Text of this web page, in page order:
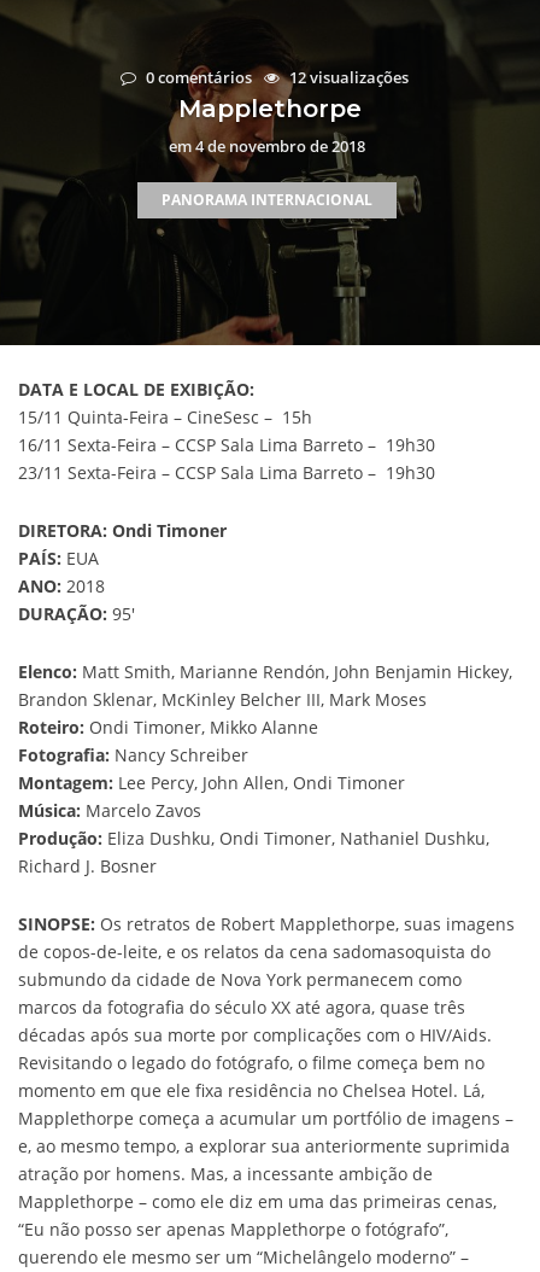
0 comentários 12 visualizações
Mapplethorpe
em4 de novembro de 2018
PANORAMA INTERNACIONAL
DATA E LOCAL DE EXIBIÇÃO:
15/11 Quinta-Feira – CineSesc – 15h
16/11 Sexta-Feira – CCSP Sala Lima Barreto – 19h30
23/11 Sexta-Feira – CCSP Sala Lima Barreto – 19h30
DIRETORA: Ondi Timoner
PAÍS: EUA
ANO: 2018
DURAÇÃO: 95′
Elenco: Matt Smith, Marianne Rendón, John Benjamin Hickey,
Brandon Sklenar, McKinley Belcher III, Mark Moses
Roteiro: Ondi Timoner, Mikko Alanne
Fotografia: Nancy Schreiber
Montagem: Lee Percy, John Allen, Ondi Timoner
Música: Marcelo Zavos
Produção: Eliza Dushku, Ondi Timoner, Nathaniel Dushku,
Richard J. Bosner
SINOPSE: Os retratos de Robert Mapplethorpe, suas imagens
de copos-de-leite, e os relatos da cena sadomasoquista do
submundo da cidade de Nova York permanecem como
marcos da fotografia do século XX até agora, quase três
décadas após sua morte por complicações com o HIV/Aids.
Revisitando o legado do fotógrafo, o filme começa bem no
momento em que ele fixa residência no Chelsea Hotel. Lá,
Mapplethorpe começa a acumular um portfólio de imagens –
e, ao mesmo tempo, a explorar sua anteriormente suprimida
atração por homens. Mas, a incessante ambição de
Mapplethorpe – como ele diz em uma das primeiras cenas,
“Eu não posso ser apenas Mapplethorpe o fotógrafo”,
querendo ele mesmo ser um “Michelângelo moderno” –